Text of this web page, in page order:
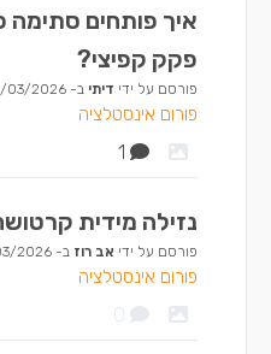
איך פותחים
פקק קפיצי?
פורסם על ידי דיתי ב- 03/2026
פורום אינסטלציה
1
נזילה מידית
פורסם על ידי אב רוז ב- 2026
פורום אינסטלציה
0